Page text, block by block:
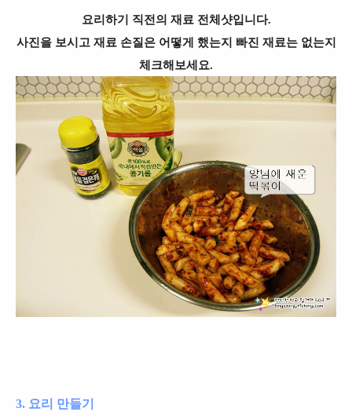
요리하기 직전의 재료 전체샷입니다.
사진을 보시고 재료 손질은 어떻게 했는지 빠진 재료는 없는지
체크해보세요.
3. 요리 만들기